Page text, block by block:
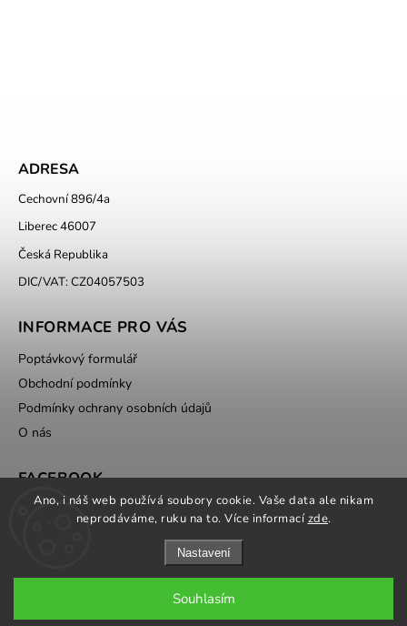
Ano, i náš web používá soubory cookie. Vaše data ale nikam
neprodáváme, ruku na to. Více informacízde.
Nastavení
Souhlasím
ADRESA
Cechovní 896/4a
Liberec 46007
Česká Republika
DIC/VAT: CZ04057503
INFORMACE PRO VÁS
Poptávkový formulář
Obchodní podmínky
Podmínky ochrany osobních údajů
O nás
FACEBOOK